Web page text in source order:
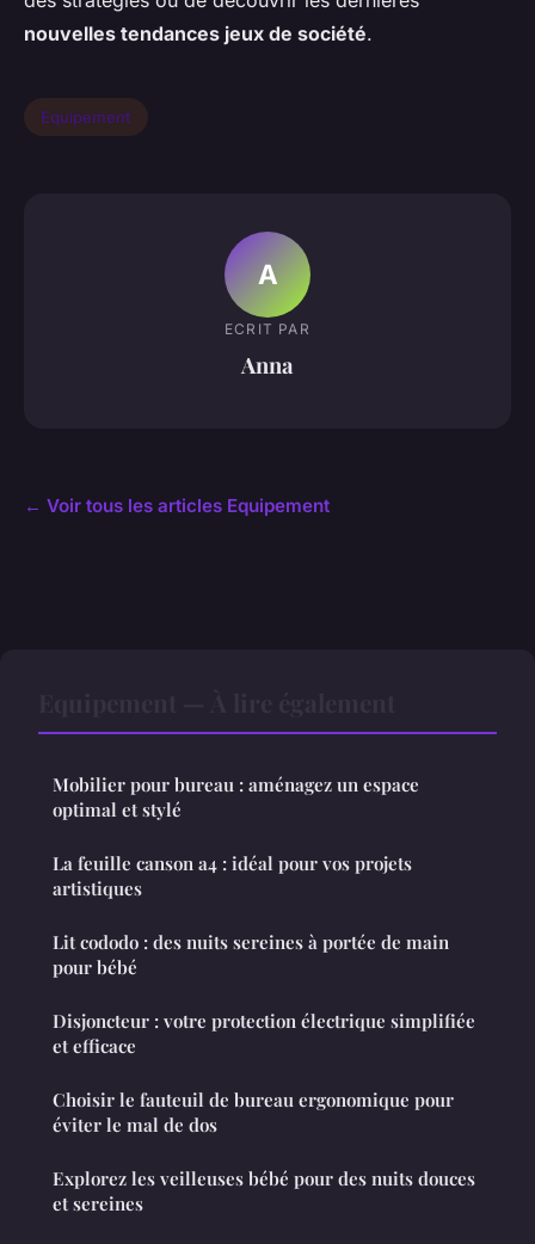
nouvelles tendances jeux de société.
Equipement
A
ECRIT PAR
Anna
← Voir tous les articles Equipement
Mobilier pour bureau : aménagez un espace
optimal et stylé
La feuille canson a4 : idéal pour vos projets
artistiques
Lit cododo : des nuits sereines à portée de main
pour bébé
Disjoncteur : votre protection électrique simplifiée
et efficace
Choisir le fauteuil de bureau ergonomique pour
éviter le mal de dos
Explorez les veilleuses bébé pour des nuits douces
et sereines